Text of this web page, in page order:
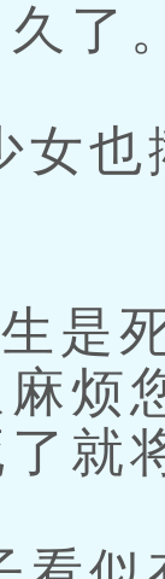
了
也
是
烦
就